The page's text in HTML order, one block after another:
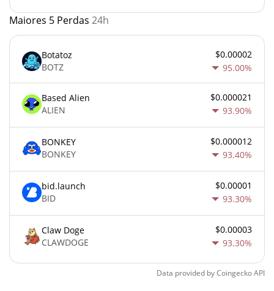
Maiores 5 Perdas 24h
Botatoz
BOTZ
$0.00002
95.00%
Based Alien
ALIEN
$0.000021
93.90%
BONKEY
BONKEY
$0.000012
93.40%
bid.launch
BID
$0.00001
93.30%
Claw Doge
CLAWDOGE
$0.00003
93.30%
Data provided byCoingeckoAPI